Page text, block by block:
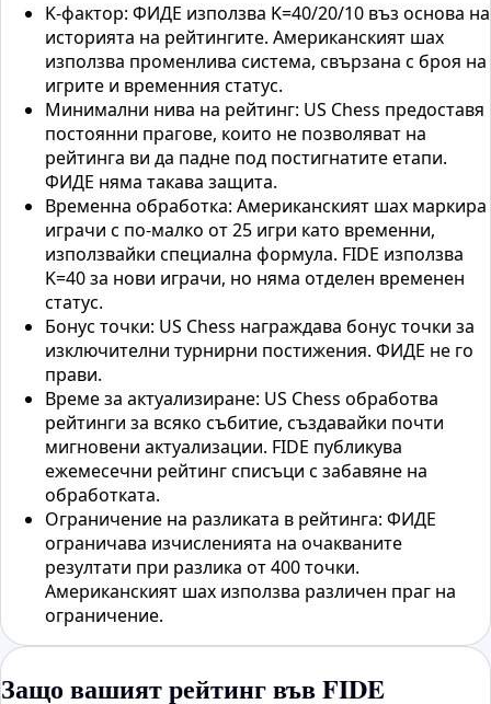
K-фактор: ФИДЕ използва K=40/20/10 въз основа на
историята на рейтингите. Американският шах
използва променлива система, свързана с броя на
игрите и временния статус.
Минимални нива на рейтинг: US Chess предоставя
постоянни прагове, които не позволяват на
рейтинга ви да падне под постигнатите етапи.
ФИДЕ няма такава защита.
Временна обработка: Американският шах маркира
играчи с по-малко от 25 игри като временни,
използвайки специална формула. FIDE използва
K=40 за нови играчи, но няма отделен временен
статус.
Бонус точки: US Chess награждава бонус точки за
изключителни турнирни постижения. ФИДЕ не го
прави.
Време за актуализиране: US Chess обработва
рейтинги за всяко събитие, създавайки почти
мигновени актуализации. FIDE публикува
ежемесечни рейтинг списъци с забавяне на
обработката.
Ограничение на разликата в рейтинга: ФИДЕ
ограничава изчисленията на очакваните
резултати при разлика от 400 точки.
Американският шах използва различен праг на
ограничение.
Защо вашият рейтинг във FIDE